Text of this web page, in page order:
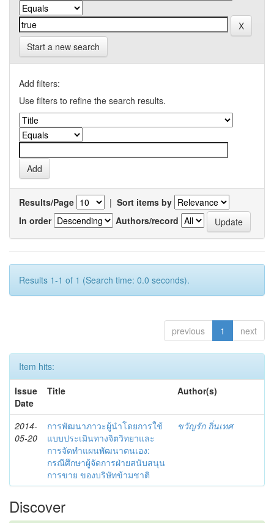
Start a new search
Add filters:
Use filters to refine the search results.
Results/Page | Sort items by
In order
Authors/record
Results 1-1 of 1 (Search time: 0.0 seconds).
previous 1 next
Item hits:
Issue
Date
Title Author(s)
2014-
05-20
การพัฒนาภาวะผู้นำโดยการใช้
แบบประเมินทางจิตวิทยาและ
การจัดทำแผนพัฒนาตนเอง:
กรณีศึกษาผู้จัดการฝ่ายสนับสนุน
การขาย ของบริษัทข้ามชาติ
ขวัญรัก ถิ่นเทศ
Discover